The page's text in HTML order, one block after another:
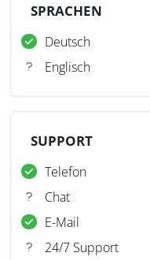
SPRACHEN
Deutsch
Englisch
SUPPORT
Telefon
Chat
E-Mail
24/7 Support